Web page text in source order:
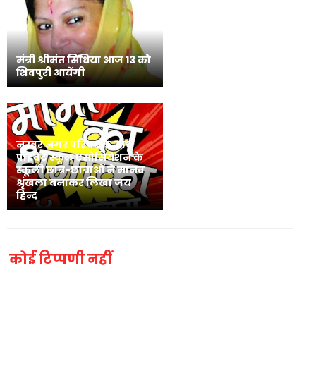
मंत्री श्रीमंत सिंधिया आज 13 को
शिवपुरी आयेंगी
नरवर नगर परिषद के साथ
प्राइवेट स्कूल एसोसियेशन के
स्कूली छात्र-छात्राओं ने मानव
श्रृंखला बनाकर लिखा जय
हिन्द
कोई टिप्पणी नहीं